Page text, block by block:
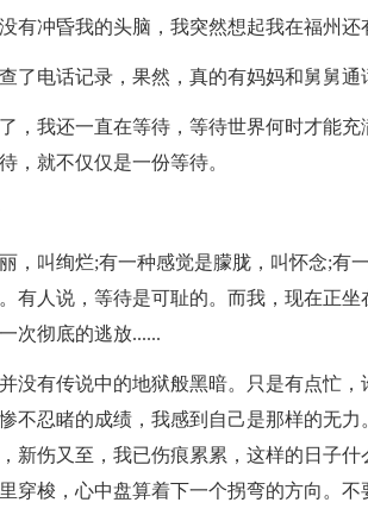
有冲昏我的头脑，我突然想起我在福州
了电话记录，果然，真的有妈妈和舅舅通
，我还一直在等待，等待世界何时才能
，就不仅仅是一份等待。
，叫绚烂;有一种感觉是朦胧，叫怀念;有
有人说，等待是可耻的。而我，现在正坐
次彻底的逃放......
没有传说中的地狱般黑暗。只是有点忙
不忍睹的成绩，我感到自己是那样的无
新伤又至，我已伤痕累累，这样的日子
穿梭，心中盘算着下一个拐弯的方向。